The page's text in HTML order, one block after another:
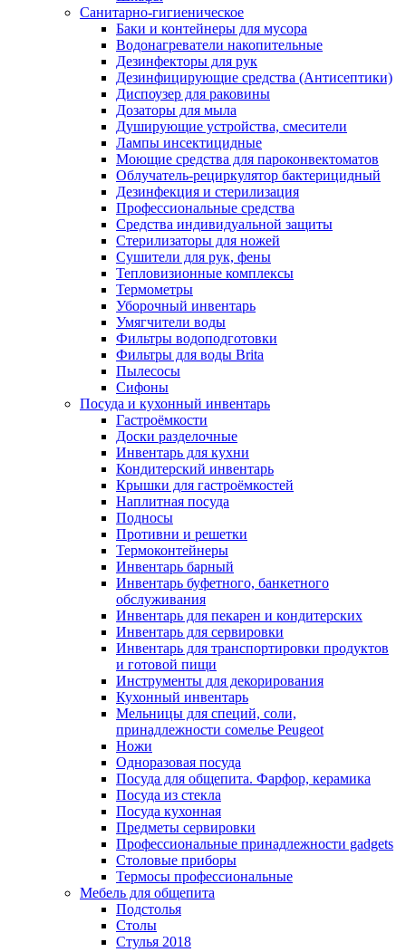
Санитарно-гигиеническое
Баки и контейнеры для мусора
Водонагреватели накопительные
Дезинфекторы для рук
Дезинфицирующие средства (Антисептики)
Диспоузер для раковины
Дозаторы для мыла
Душирующие устройства, смесители
Лампы инсектицидные
Моющие средства для пароконвектоматов
Облучатель-рециркулятор бактерицидный
Дезинфекция и стерилизация
Профессиональные средства
Средства индивидуальной защиты
Стерилизаторы для ножей
Сушители для рук, фены
Тепловизионные комплексы
Термометры
Уборочный инвентарь
Умягчители воды
Фильтры водоподготовки
Фильтры для воды Brita
Пылесосы
Сифоны
Посуда и кухонный инвентарь
Гастроёмкости
Доски разделочные
Инвентарь для кухни
Кондитерский инвентарь
Крышки для гастроёмкостей
Наплитная посуда
Подносы
Противни и решетки
Термоконтейнеры
Инвентарь барный
Инвентарь буфетного, банкетного
обслуживания
Инвентарь для пекарен и кондитерских
Инвентарь для сервировки
Инвентарь для транспортировки продуктов
и готовой пищи
Инструменты для декорирования
Кухонный инвентарь
Мельницы для специй, соли,
принадлежности сомелье Peugeot
Ножи
Одноразовая посуда
Посуда для общепита. Фарфор, керамика
Посуда из стекла
Посуда кухонная
Предметы сервировки
Профессиональные принадлежности gadgets
Столовые приборы
Термосы профессиональные
Мебель для общепита
Подстолья
Столы
Стулья 2018